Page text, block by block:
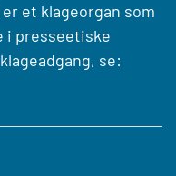
et klageorgan som
i presseetiske
se: